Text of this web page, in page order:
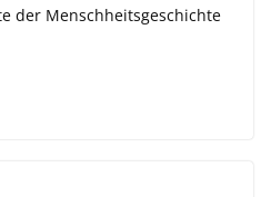
der Menschheitsgeschichte